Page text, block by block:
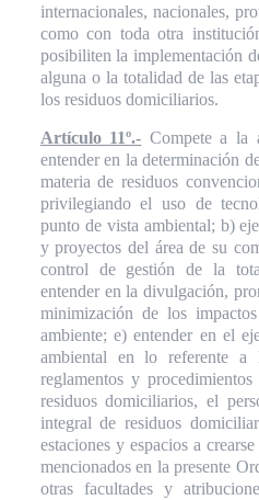
internacionales, nacionales,
como con toda otra
posibiliten la implementación
alguna o la totalidad de las
los residuos domiciliarios.
Artículo 11º.- Compete a la
entender en la determinación
materia de residuos
privilegiando el uso de
punto de vista ambiental; b)
y proyectos del área de su
control de gestión de la
entender en la divulgación,
minimización de los
ambiente; e) entender en el
ambiental en lo referente a
reglamentos y
residuos domiciliarios, el
integral de residuos
estaciones y espacios a
mencionados en la presente
otras facultades y